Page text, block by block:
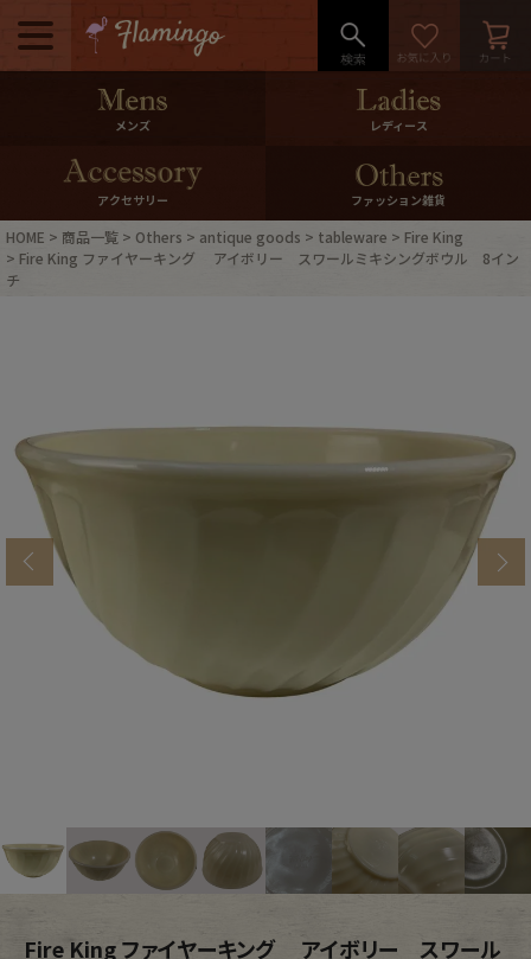
メニュー
500pt＆10％Offクーポンプレゼン
10％0ffクーポンプレゼント
ログイン・会員登録 LINE ID連携
店舗紹介
年代から探す
Bottoms
メンズ レディース
アクセサリー ファッション雑貨
HOME 商品一覧 Others antique goods tableware
Fire King
Fire King ファイヤーキング アイボリー スワールミキシングボウル 8イン
チ
Fire King ファイヤーキング アイボリー スワール